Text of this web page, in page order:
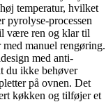
temperatur, hvilket
pyrolyse-processen
være ren og klar til
manuel rengøring.
med anti-
du ikke behøver
på ovnen. Det
køkken og tilføjer et